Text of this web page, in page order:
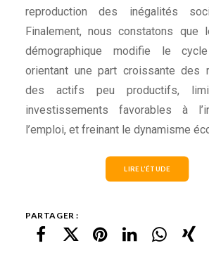
reproduction des inégalités
Finalement, nous constatons que
démographique modifie le
orientant une part croissante des
des actifs peu productifs,
investissements favorables à
l’emploi, et freinant le dynamisme
LIRE L’ÉTUDE
PARTAGER :